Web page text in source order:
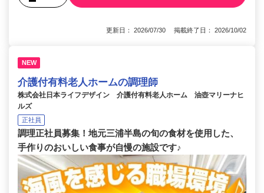
更新日： 2026/07/30 掲載終了日： 2026/10/02
NEW
介護付有料老人ホームの調理師
株式会社日本ライフデザイン 介護付有料老人ホーム 油壺マリーナヒ
ルズ
正社員
調理正社員募集！地元三浦半島の旬の食材を使用した、
手作りのおいしい食事が自慢の施設です♪